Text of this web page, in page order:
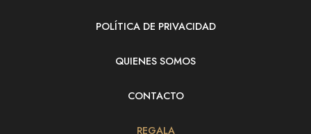
POLÍTICA DE PRIVACIDAD
QUIENES SOMOS
CONTACTO
REGALA